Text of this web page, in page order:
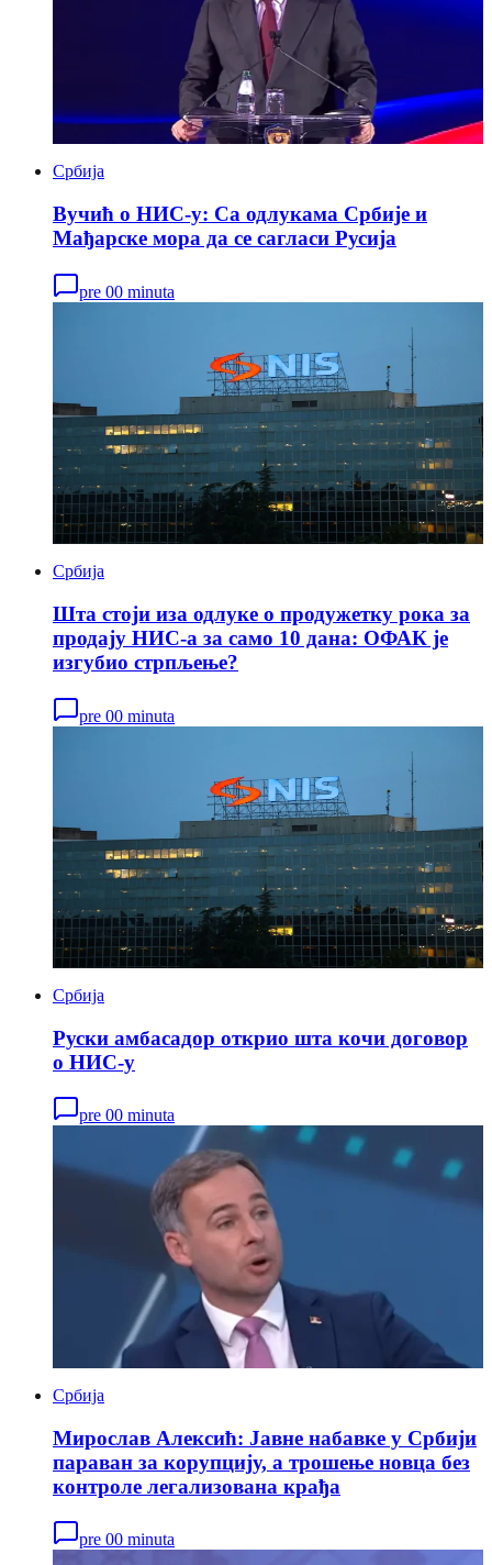
Србија
Вучић о НИС-у: Са одлукама Србије и
Мађарске мора да се сагласи Русија
pre 00 minuta
Србија
Шта стоји иза одлуке о продужетку рока за
продају НИС-а за само 10 дана: ОФАК је
изгубио стрпљење?
pre 00 minuta
Србија
Руски амбасадор открио шта кочи договор
о НИС-у
pre 00 minuta
Србија
Мирослав Алексић: Јавне набавке у Србији
параван за корупцију, а трошење новца без
контроле легализована крађа
pre 00 minuta